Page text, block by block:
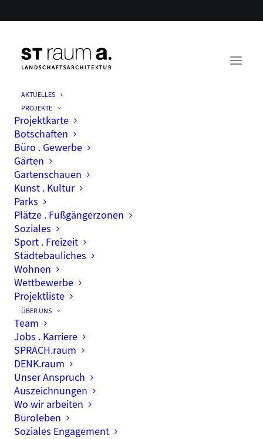
AKTUELLES
PROJEKTE
Projektkarte
Botschaften
Büro . Gewerbe
Gärten
Gartenschauen
Kunst . Kultur
Parks
Plätze . Fußgängerzonen
Soziales
Sport . Freizeit
Städtebauliches
Wohnen
Wettbewerbe
Projektliste
ÜBER UNS
Team
Jobs . Karriere
SPRACH.raum
DENK.raum
Unser Anspruch
Auszeichnungen
Wo wir arbeiten
Büroleben
Soziales Engagement
Wettbewerbe